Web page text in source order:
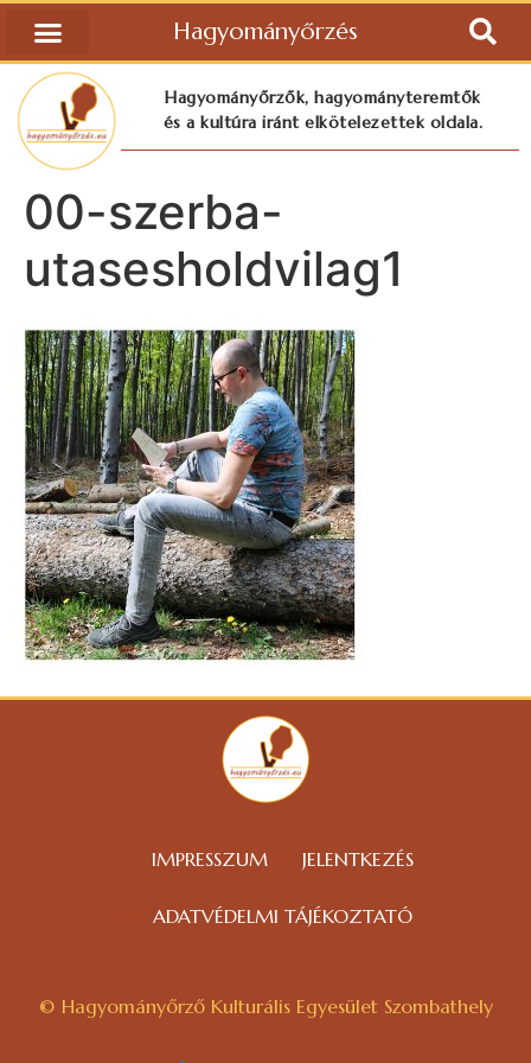
Hagyományőrzés
Hagyományőrzők, hagyományteremtők
és a kultúra iránt elkötelezettek oldala.
00-szerba-
utasesholdvilag1
IMPRESSZUM JELENTKEZÉS
ADATVÉDELMI TÁJÉKOZTATÓ
© Hagyományőrző Kulturális Egyesület Szombathely